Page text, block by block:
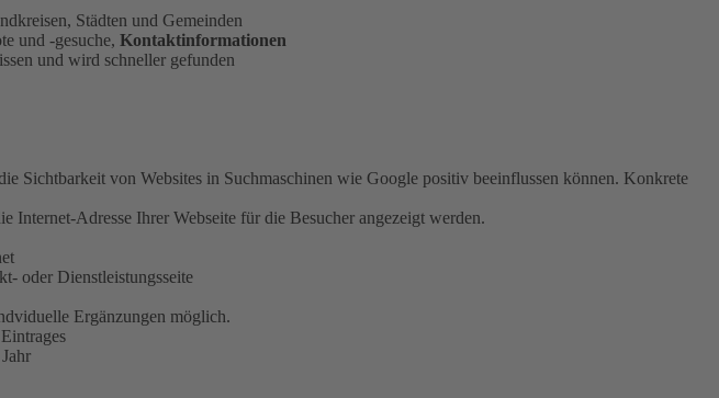
Städten und Gemeinden
und -gesuche, Kontaktinformationen
und wird schneller gefunden
Sichtbarkeit von Websites in Suchmaschinen wie Google positiv beeinflussen können. Konkrete
Internet-Adresse Ihrer Webseite für die Besucher angezeigt werden.
oder Dienstleistungsseite
Ergänzungen möglich.